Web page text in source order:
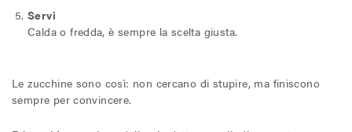
Servi
Calda o fredda, è sempre la scelta giusta.
Le zucchine sono così: non cercano di stupire, ma finiscono
sempre per convincere.